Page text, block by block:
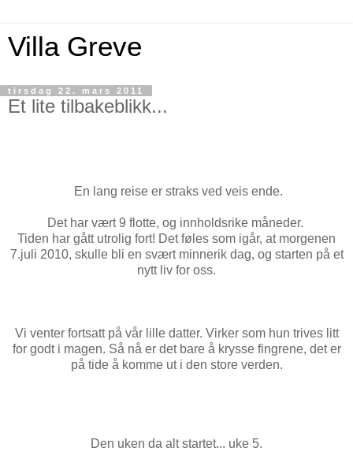
Villa Greve
tirsdag 22. mars 2011
Et lite tilbakeblikk...
En lang reise er straks ved veis ende.
Det har vært 9 flotte, og innholdsrike måneder.
Tiden har gått utrolig fort! Det føles som igår, at morgenen
7.juli 2010, skulle bli en svært minnerik dag, og starten på et
nytt liv for oss.
Vi venter fortsatt på vår lille datter. Virker som hun trives litt
for godt i magen. Så nå er det bare å krysse fingrene, det er
på tide å komme ut i den store verden.
Den uken da alt startet... uke 5.